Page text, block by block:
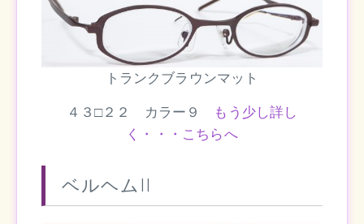
トランクブラウンマット
４３□２２ カラー９
もう少し詳し
く・・・こちらへ
ベルヘムII